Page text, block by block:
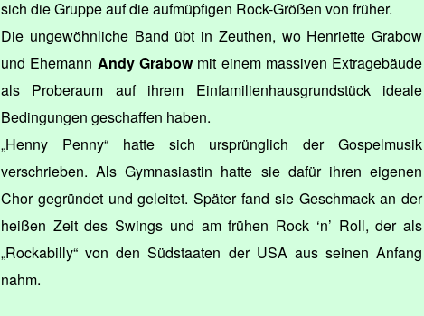
sich die Gruppe auf die aufmüpfigen Rock-Größen von früher.
Die ungewöhnliche Band übt in Zeuthen, wo Henriette Grabow
und Ehemann Andy Grabowmit einem massiven Extragebäude
als Proberaum auf ihrem Einfamilienhausgrundstück ideale
Bedingungen geschaffen haben.
„Henny Penny“ hatte sich ursprünglich der Gospelmusik
verschrieben. Als Gymnasiastin hatte sie dafür ihren eigenen
Chor gegründet und geleitet. Später fand sie Geschmack an der
heißen Zeit des Swings und am frühen Rock ‘n’ Roll, der als
„Rockabilly“ von den Südstaaten der USA aus seinen Anfang
nahm.